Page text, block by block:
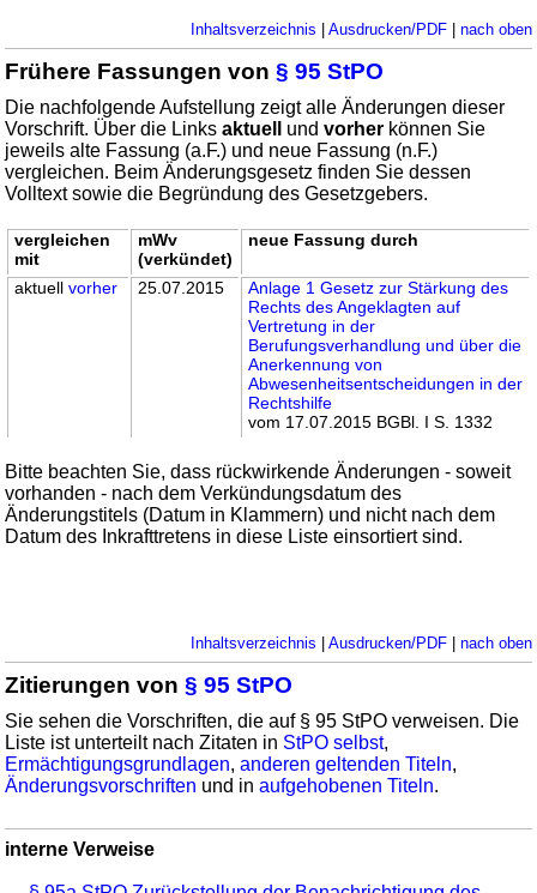
Inhaltsverzeichnis | Ausdrucken/PDF| nach oben
Frühere Fassungen von§ 95 StPO
Die nachfolgende Aufstellung zeigt alle Änderungen dieser
Vorschrift. Über die Linksaktuell undvorher können Sie
jeweils alte Fassung (a.F.) und neue Fassung (n.F.)
vergleichen. Beim Änderungsgesetz finden Sie dessen
Volltext sowie die Begründung des Gesetzgebers.
vergleichen
mit
mWv
(verkündet)
neue Fassung durch
aktuellvorher 25.07.2015
Anlage 1 Gesetz zur Stärkung des
Rechts des Angeklagten auf
Vertretung in der
Berufungsverhandlung und über die
Anerkennung von
Abwesenheitsentscheidungen in der
Rechtshilfe
vom 17.07.2015 BGBl. I S. 1332
Bitte beachten Sie, dass rückwirkende Änderungen - soweit
vorhanden - nach dem Verkündungsdatum des
Änderungstitels (Datum in Klammern) und nicht nach dem
Datum des Inkrafttretens in diese Liste einsortiert sind.
Inhaltsverzeichnis | Ausdrucken/PDF| nach oben
Zitierungen von§ 95 StPO
Sie sehen die Vorschriften, die auf § 95 StPO verweisen. Die
Liste ist unterteilt nach Zitaten in StPO selbst,
Ermächtigungsgrundlagen,anderen geltenden Titeln,
Änderungsvorschriften und inaufgehobenen Titeln.
interne Verweise